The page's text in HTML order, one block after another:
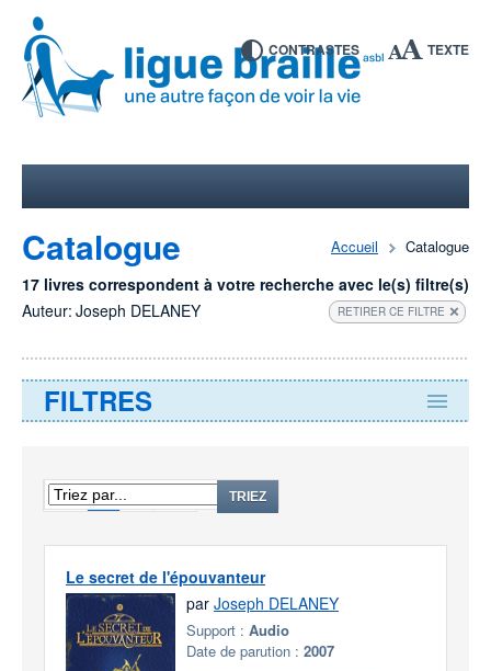
CONTRASTES TEXTE
Accueil Catalogue
Catalogue
17 livres correspondent à votre recherche avec le(s) filtre(s)
Auteur: Joseph DELANEY RETIRER CE FILTRE
FILTRES
1 TRIEZ
Le secret de l'épouvanteur
par Joseph DELANEY
Support : Audio
Date de parution : 2007